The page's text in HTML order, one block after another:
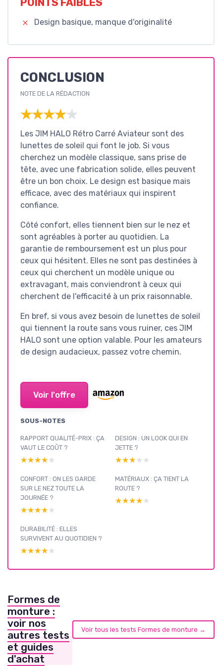
POINTS FAIBLES
Design basique, manque d'originalité
CONCLUSION
NOTE DE LA RÉDACTION
★★★★★
★★★★★
Les JIM HALO Rétro Carré Aviateur sont des
lunettes de soleil qui font le job. Si vous
cherchez un modèle classique, sans prise de
tête, avec une fabrication solide, elles peuvent
être un bon choix. Le design est basique mais
efficace, avec des matériaux qui inspirent
confiance.
Côté confort, elles tiennent bien sur le nez et
sont agréables à porter au quotidien. La
garantie de remboursement est un plus pour
ceux qui hésitent. Elles ne sont pas destinées à
ceux qui cherchent un modèle unique ou
extravagant, mais conviendront à ceux qui
cherchent de l'efficacité à un prix raisonnable.
En bref, si vous avez besoin de lunettes de soleil
qui tiennent la route sans vous ruiner, ces JIM
HALO sont une option valable. Pour les amateurs
de design audacieux, passez votre chemin.
Voir l'offre
SOUS-NOTES
RAPPORT QUALITÉ-PRIX : ÇA
VAUT LE COÛT ?
★★★★★
★★★★★
DESIGN : UN LOOK QUI EN
JETTE ?
★★★★★
★★★★★
CONFORT : ON LES GARDE
SUR LE NEZ TOUTE LA
JOURNÉE ?
★★★★★
★★★★★
MATÉRIAUX : ÇA TIENT LA
ROUTE ?
★★★★★
★★★★★
DURABILITÉ : ELLES
SURVIVENT AU QUOTIDIEN ?
★★★★★
★★★★★
Formes de
monture :
voir nos
autres tests
et guides
d'achat
Voir tous les tests Formes de monture →